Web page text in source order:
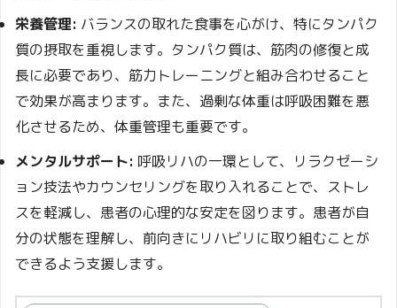
栄養管理: バランスの取れた食事を心がけ、特にタンパク
質の摂取を重視します。タンパク質は、筋肉の修復と成
長に必要であり、筋力トレーニングと組み合わせること
で効果が高まります。また、過剰な体重は呼吸困難を悪
化させるため、体重管理も重要です。
メンタルサポート: 呼吸リハの一環として、リラクゼーシ
ョン技法やカウンセリングを取り入れることで、ストレ
スを軽減し、患者の心理的な安定を図ります。患者が自
分の状態を理解し、前向きにリハビリに取り組むことが
できるよう支援します。